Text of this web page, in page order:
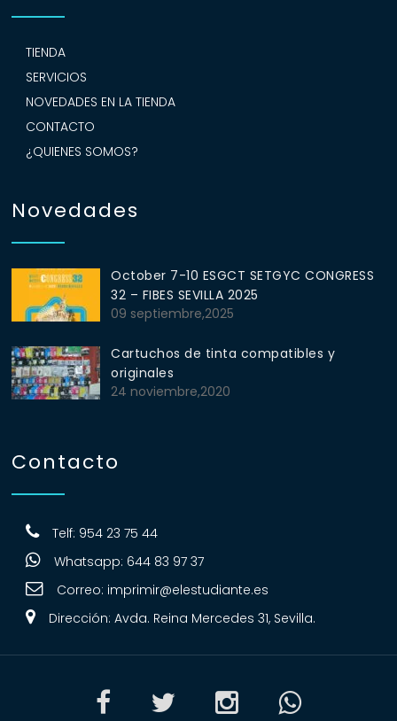
TIENDA
SERVICIOS
NOVEDADES EN LA TIENDA
CONTACTO
¿QUIENES SOMOS?
Novedades
October 7-10 ESGCT SETGYC CONGRESS
32 – FIBES SEVILLA 2025
09 septiembre,2025
Cartuchos de tinta compatibles y
originales
24 noviembre,2020
Contacto
Telf: 954 23 75 44
Whatsapp: 644 83 97 37
Correo: imprimir@elestudiante.es
Dirección: Avda. Reina Mercedes 31, Sevilla.